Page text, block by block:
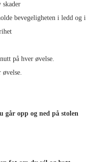
skader
bevegeligheten i ledd og i
på hver øvelse.
øvelse.
går opp og ned på stolen